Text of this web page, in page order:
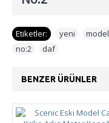
Etiketler: yeni model
no:2
daf
BENZER ÜRÜNLER